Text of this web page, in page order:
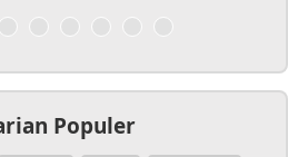
Populer